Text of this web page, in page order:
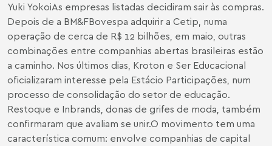
Yuki YokoiAs empresas listadas decidiram sair às compras.
Depois de a BM&FBovespa adquirir a Cetip, numa
operação de cerca de R$ 12 bilhões, em maio, outras
combinações entre companhias abertas brasileiras estão
a caminho. Nos últimos dias, Kroton e Ser Educacional
oficializaram interesse pela Estácio Participações, num
processo de consolidação do setor de educação.
Restoque e Inbrands, donas de grifes de moda, também
confirmaram que avaliam se unir.O movimento tem uma
característica comum: envolve companhias de capital